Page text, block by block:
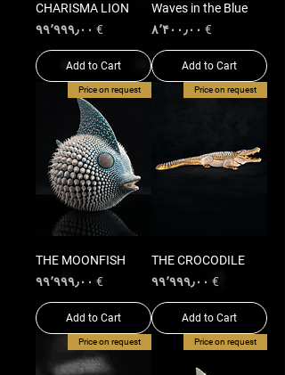
Waves in the Blue
Price
€ ۸٬۴۰۰٫۰۰
Add to Cart
CHARISMA LION
Price
€ ۹۹٬۹۹۹٫۰۰
Add to Cart
Price on request
THE CROCODILE
Price
€ ۹۹٬۹۹۹٫۰۰
Add to Cart
Price on request
THE MOONFISH
Price
€ ۹۹٬۹۹۹٫۰۰
Add to Cart
Price on request
Price on request